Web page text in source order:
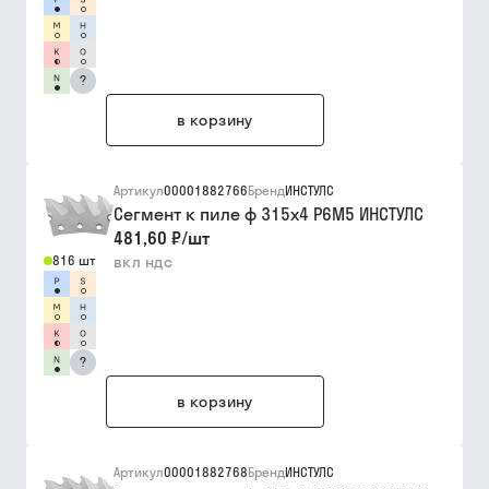
?
в корзину
816 шт
?
Артикул00001882766БрендИНСТУЛС
Сегмент к пиле ф 315х4 Р6М5 ИНСТУЛС
481,60 ₽/шт
вкл ндс
в корзину
Артикул00001882768БрендИНСТУЛС